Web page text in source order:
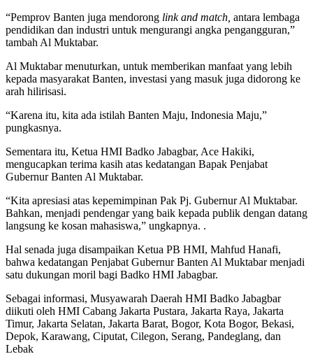
“Pemprov Banten juga mendorong link and match, antara lembaga
pendidikan dan industri untuk mengurangi angka pengangguran,”
tambah Al Muktabar.
Al Muktabar menuturkan, untuk memberikan manfaat yang lebih
kepada masyarakat Banten, investasi yang masuk juga didorong ke
arah hilirisasi.
“Karena itu, kita ada istilah Banten Maju, Indonesia Maju,”
pungkasnya.
Sementara itu, Ketua HMI Badko Jabagbar, Ace Hakiki,
mengucapkan terima kasih atas kedatangan Bapak Penjabat
Gubernur Banten Al Muktabar.
“Kita apresiasi atas kepemimpinan Pak Pj. Gubernur Al Muktabar.
Bahkan, menjadi pendengar yang baik kepada publik dengan datang
langsung ke kosan mahasiswa,” ungkapnya. .
Hal senada juga disampaikan Ketua PB HMI, Mahfud Hanafi,
bahwa kedatangan Penjabat Gubernur Banten Al Muktabar menjadi
satu dukungan moril bagi Badko HMI Jabagbar.
Sebagai informasi, Musyawarah Daerah HMI Badko Jabagbar
diikuti oleh HMI Cabang Jakarta Pustara, Jakarta Raya, Jakarta
Timur, Jakarta Selatan, Jakarta Barat, Bogor, Kota Bogor, Bekasi,
Depok, Karawang, Ciputat, Cilegon, Serang, Pandeglang, dan
Lebak